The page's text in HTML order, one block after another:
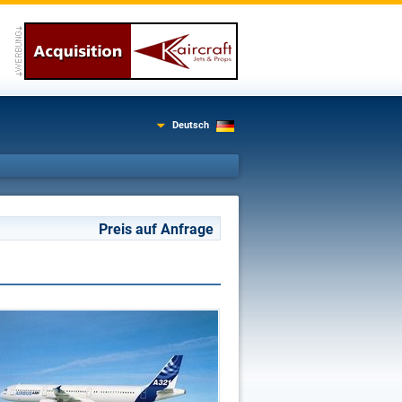
Deutsch
Preis auf Anfrage